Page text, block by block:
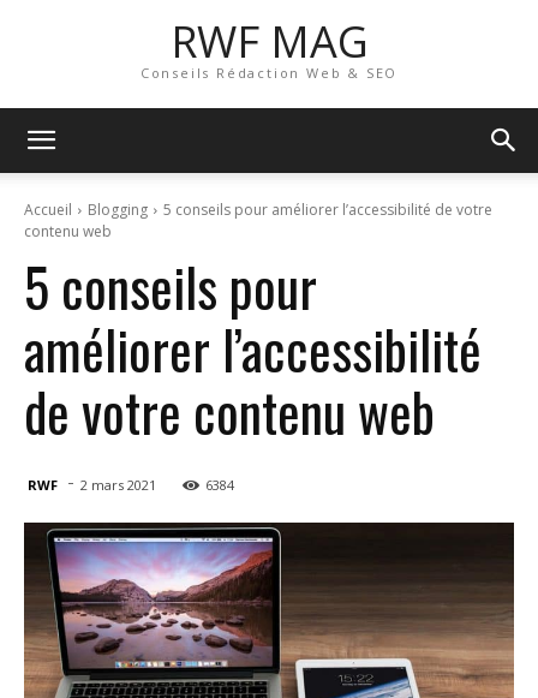
RWF MAG
Conseils Rédaction Web & SEO
Accueil Blogging
5 conseils pour améliorer l’accessibilité de votre
contenu web
5 conseils pour
améliorer l’accessibilité
de votre contenu web
RWF - 2 mars 2021 6384